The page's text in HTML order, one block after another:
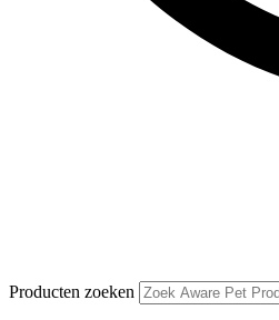
Producten zoeken